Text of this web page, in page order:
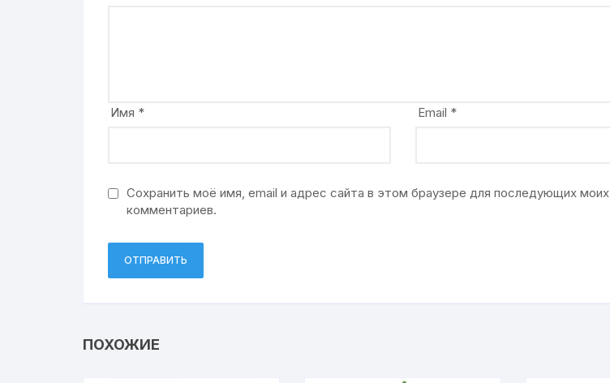
Имя * Email *
Сохранить моё имя, email и адрес сайта в этом браузере для последующих моих
комментариев.
ПОХОЖИЕ